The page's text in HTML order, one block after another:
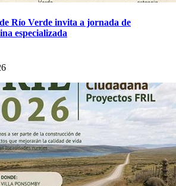
Río Verde invita a jornada de
especializada